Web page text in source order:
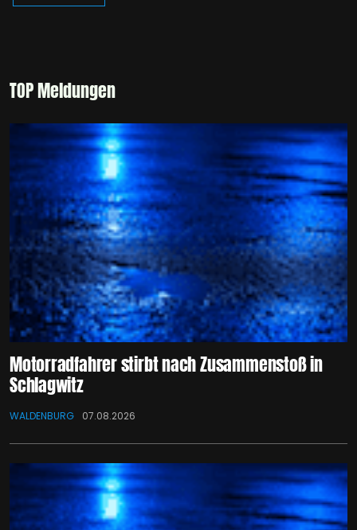
TOP Meldungen
Motorradfahrer stirbt nach Zusammenstoß in
Schlagwitz
WALDENBURG 07.08.2026